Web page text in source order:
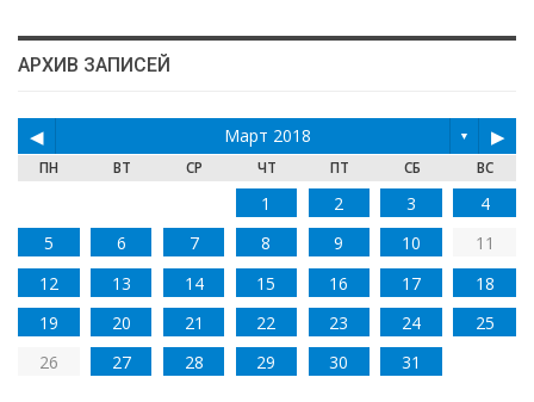
АРХИВ ЗАПИСЕЙ
◀ Март 2018 ▼ ▶
ПН ВТ СР ЧТ ПТ СБ ВС
1 2 3
4
5
6 7 8 9 10
11
12
13 14 15 16 17
18
19
20 21 22 23 24
25
26
27 28 29 30 31